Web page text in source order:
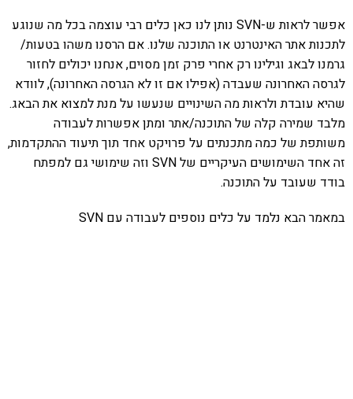
אפשר לראות ש-SVN נותן לנו כאן כלים רבי עוצמה בכל מה שנוגע
לתכנות אתר האינטרנט או התוכנה שלנו. אם הרסנו משהו בטעות/
גרמנו לבאג וגילינו רק אחרי פרק זמן מסוים, אנחנו יכולים לחזור
לגרסה האחרונה שעבדה (אפילו אם זו לא הגרסה האחרונה), לוודא
שהיא עובדת ולראות מה השינויים שנעשו על מנת למצוא את הבאג.
מלבד שמירה קלה של התוכנה/אתר ומתן אפשרות לעבודה
משותפת של כמה מתכנתים על פרויקט אחד תוך תיעוד ההתקדמות,
זה אחד השימושים העיקריים של SVN וזה שימושי גם למפתח
בודד שעובד על התוכנה.
במאמר הבא נלמד על כלים נוספים לעבודה עם SVN